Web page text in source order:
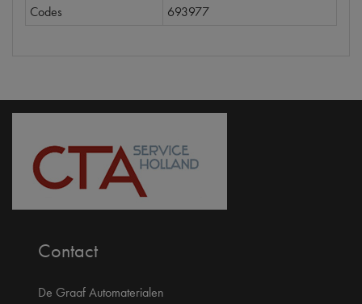
Codes
693977
Contact
De Graaf Automaterialen